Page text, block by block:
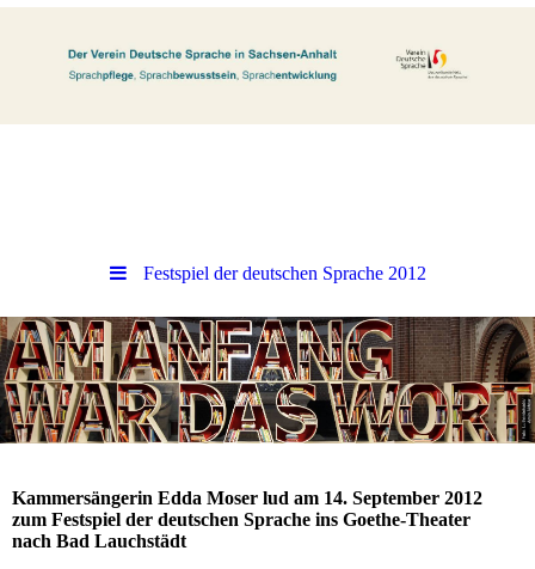
Festspiel der deutschen Sprache 2012
Kammersängerin Edda Moser lud am 14. September 2012
zum Festspiel der deutschen Sprache ins Goethe-Theater
nach Bad Lauchstädt